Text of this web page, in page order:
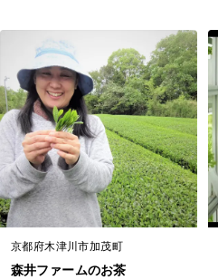
ケモノや、そして人間も育まれて
ゆく。それが私たちの目指す有機
農業のかたち。お日様と、露と、
霜と、豊かな土とが育ててくれ
る‘命’を感じる野菜はいかがです
か。 つくだ農園は、2009年か...
京都府木津川市加茂町
森井ファームのお茶